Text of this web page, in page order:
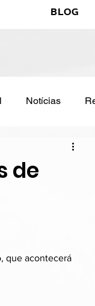
Blog
Notícias
de
que acontecerá